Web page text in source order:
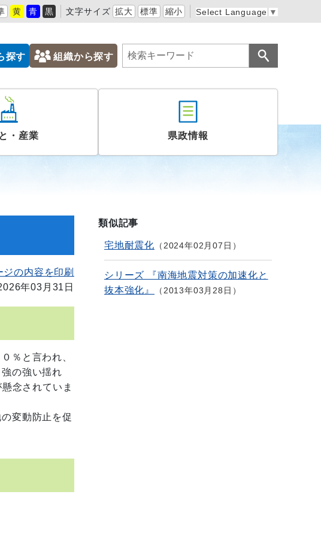
黄 青 黒 文字サイズ 拡大 標準 縮小 Select Language ▼
探す 組織から探す
・産業 県政情報
ジの内容を印刷
年03月31日
％と言われ、
の強い揺れ
念されていま
変動防止を促
類似記事
宅地耐震化 2024年02月07日
シリーズ 『南海地震対策の加速化と
抜本強化』
2013年03月28日